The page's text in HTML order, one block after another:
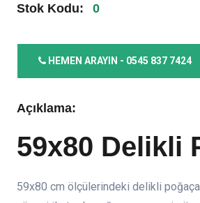
Stok Kodu: 0
HEMEN ARAYIN - 0545 837 7424
Açıklama:
59x80 Delikli
59x80 cm ölçülerindeki delikli